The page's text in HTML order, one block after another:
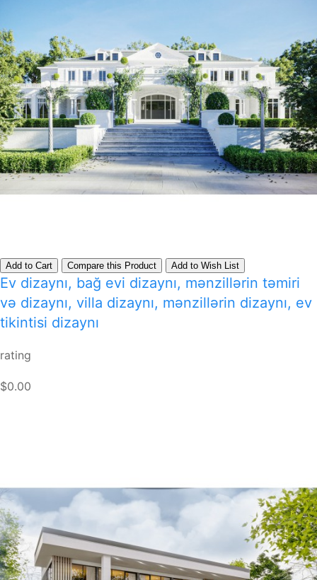
Add to Cart Compare this Product Add to Wish List
Ev dizaynı, bağ evi dizaynı, mənzillərin təmiri
və dizaynı, villa dizaynı, mənzillərin dizaynı, ev
tikintisi dizaynı
rating
$0.00